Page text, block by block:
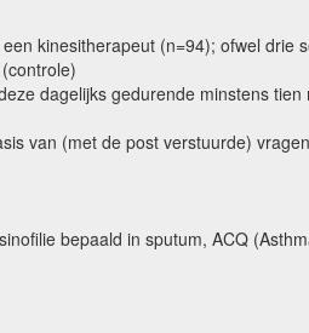
kinesitherapeut (n=94); ofwel drie
dagelijks gedurende minstens tien
van (met de post verstuurde)
bepaald in sputum, ACQ